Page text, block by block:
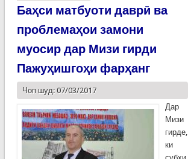
Баҳси матбуоти даврӣ ва
проблемаҳои замони
муосир дар Мизи гирди
Пажуҳишгоҳи фарҳанг
Чоп шуд: 07/03/2017
Дар
Мизи
гирде,
ки